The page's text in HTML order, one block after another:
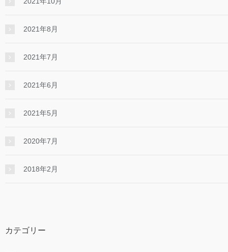
2021年8月
2021年7月
2021年6月
2021年5月
2020年7月
2018年2月
カテゴリー